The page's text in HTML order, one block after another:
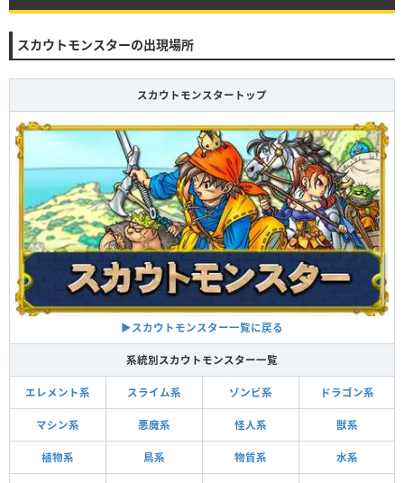
スカウトモンスターの出現場所
スカウトモンスタートップ
▶スカウトモンスター一覧に戻る
系統別スカウトモンスター一覧
エレメント系 スライム系 ゾンビ系 ドラゴン系
マシン系 悪魔系 怪人系 獣系
植物系 鳥系 物質系 水系